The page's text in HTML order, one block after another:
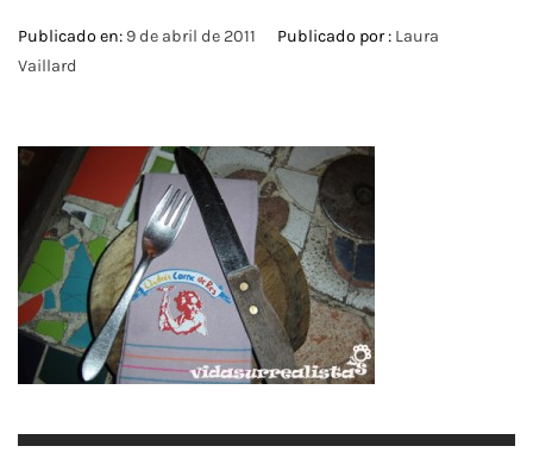
Publicado en: 9 de abril de 2011 Publicado por : Laura
Vaillard